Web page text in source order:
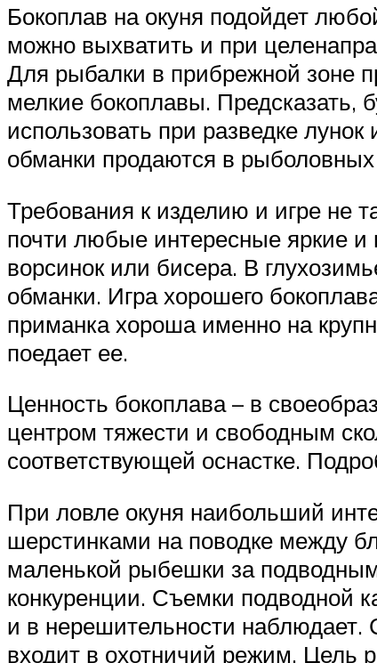
Бокоплав на окуня подойдет
можно выхватить и при
Для рыбалки в прибрежной зоне
мелкие бокоплавы. Предсказать,
использовать при разведке
обманки продаются в
Требования к изделию и игре не
почти любые интересные яркие
ворсинок или бисера. В
обманки. Игра хорошего
приманка хороша именно на
поедает ее.
Ценность бокоплава – в
центром тяжести и свободным
соответствующей оснастке.
При ловле окуня наибольший
шерстинками на поводке между
маленькой рыбешки за
конкуренции. Съемки подводной
и в нерешительности наблюдает.
входит в охотничий режим. Цель